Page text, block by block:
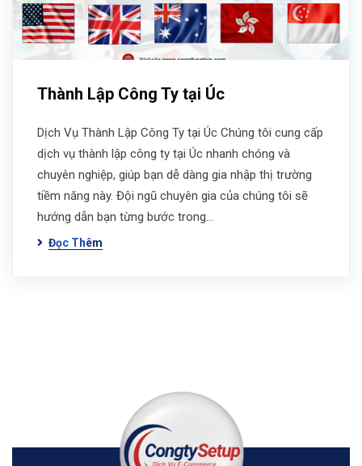
Thành Lập Công Ty tại Úc
Dịch Vụ Thành Lập Công Ty tại Úc Chúng tôi cung cấp
dịch vụ thành lập công ty tại Úc nhanh chóng và
chuyên nghiệp, giúp bạn dễ dàng gia nhập thị trường
tiềm năng này. Đội ngũ chuyên gia của chúng tôi sẽ
hướng dẫn bạn từng bước trong…
Đọc Thêm